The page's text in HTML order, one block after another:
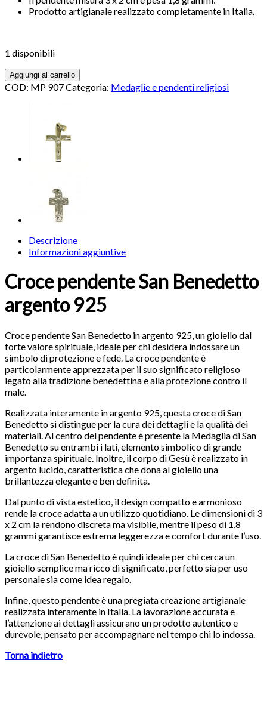
Prodotto artigianale realizzato completamente in Italia.
1 disponibili
Aggiungi al carrello
COD: MP 907Categoria: Medaglie e pendenti religiosi
Descrizione
Informazioni aggiuntive
Croce pendente San Benedetto
argento 925
Croce pendente San Benedetto in argento 925, un gioiello dal
forte valore spirituale, ideale per chi desidera indossare un
simbolo di protezione e fede. La croce pendente è
particolarmente apprezzata per il suo significato religioso
legato alla tradizione benedettina e alla protezione contro il
male.
Realizzata interamente in argento 925, questa croce di San
Benedetto si distingue per la cura dei dettagli e la qualità dei
materiali. Al centro del pendente è presente la Medaglia di San
Benedetto su entrambi i lati, elemento simbolico di grande
importanza spirituale. Inoltre, il corpo di Gesù è realizzato in
argento lucido, caratteristica che dona al gioiello una
brillantezza elegante e ben definita.
Dal punto di vista estetico, il design compatto e armonioso
rende la croce adatta a un utilizzo quotidiano. Le dimensioni di 3
x 2 cm la rendono discreta ma visibile, mentre il peso di 1,8
grammi garantisce estrema leggerezza e comfort durante l’uso.
La croce di San Benedetto è quindi ideale per chi cerca un
gioiello semplice ma ricco di significato, perfetto sia per uso
personale sia come idea regalo.
Infine, questo pendente è una pregiata creazione artigianale
realizzata interamente in Italia. La lavorazione accurata e
l’attenzione ai dettagli assicurano un prodotto autentico e
durevole, pensato per accompagnare nel tempo chi lo indossa.
Torna indietro